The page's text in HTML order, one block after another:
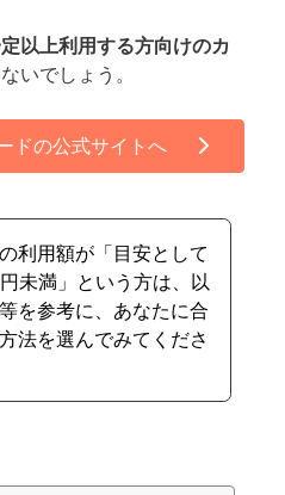
以上利用する方向けのカ
いでしょう。
ドの公式サイトへ
利用額が「目安として
未満」という方は、以
を参考に、あなたに合
法を選んでみてくださ